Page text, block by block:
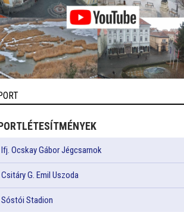
Ifj. Ocskay Gábor Jégcsarnok
Csitáry G. Emil Uszoda
Sóstói Stadion